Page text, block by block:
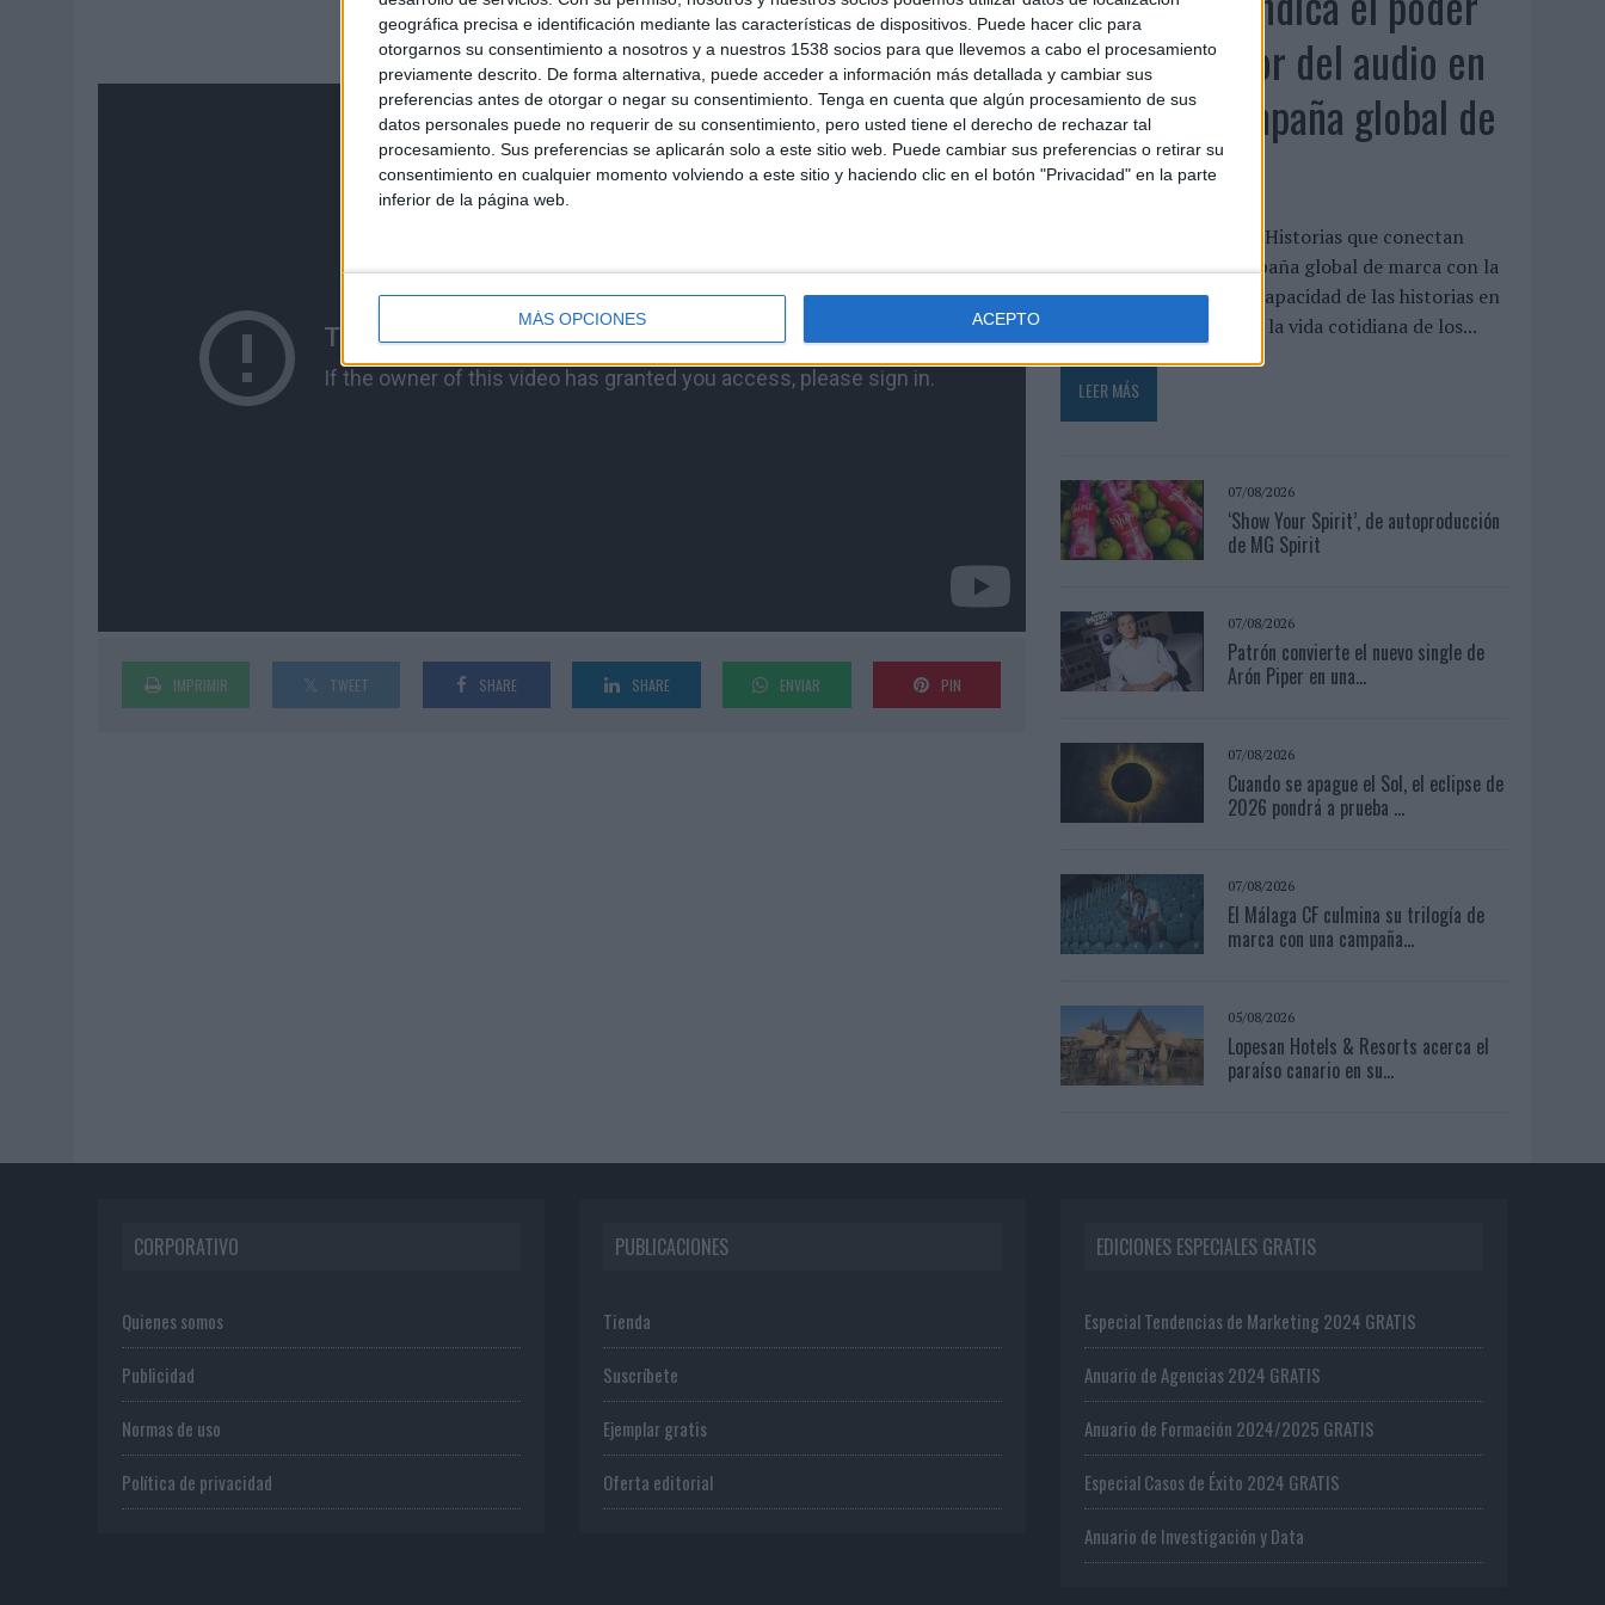
geográfica precisa e identificación mediante las características de dispositivos. Puede hacer clic para
otorgarnos su consentimiento a nosotros y a nuestros 1538 socios para que llevemos a cabo el procesamiento
previamente descrito. De forma alternativa, puede acceder a información más detallada y cambiar sus
preferencias antes de otorgar o negar su consentimiento. Tenga en cuenta que algún procesamiento de sus
datos personales puede no requerir de su consentimiento, pero usted tiene el derecho de rechazar tal
procesamiento. Sus preferencias se aplicarán solo a este sitio web. Puede cambiar sus preferencias o retirar su
consentimiento en cualquier momento volviendo a este sitio y haciendo clic en el botón "Privacidad" en la parte
inferior de la página web.
MÁS OPCIONES ACEPTO
IMPRIMIR TWEET SHARE SHARE ENVIAR PIN
transformador del audio en
su nueva campaña global de
marca
Audible ha presentado ‘Historias que conectan
contigo’, su nueva campaña global de marca con la
que pone el foco en la capacidad de las historias en
audio para transformar la vida cotidiana de los...
LEER MÁS
07/08/2026
‘Show Your Spirit’, de autoproducción
de MG Spirit
07/08/2026
Patrón convierte el nuevo single de
Arón Piper en una...
07/08/2026
Cuando se apague el Sol, el eclipse de
2026 pondrá a prueba ...
07/08/2026
El Málaga CF culmina su trilogía de
marca con una campaña...
05/08/2026
Lopesan Hotels & Resorts acerca el
paraíso canario en su...
CORPORATIVO
Quienes somos
Publicidad
Normas de uso
Política de privacidad
PUBLICACIONES
Tienda
Suscríbete
Ejemplar gratis
Oferta editorial
EDICIONES ESPECIALES GRATIS
Especial Tendencias de Marketing 2024 GRATIS
Anuario de Agencias 2024 GRATIS
Anuario de Formación 2024/2025 GRATIS
Especial Casos de Éxito 2024 GRATIS
Anuario de Investigación y Data